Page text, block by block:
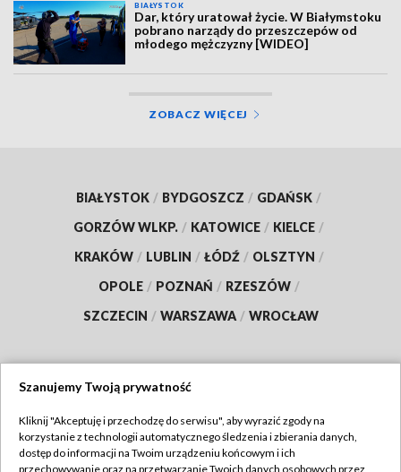
BIAŁYSTOK
Dar, który uratował życie. W Białymstoku
pobrano narządy do przeszczepów od
młodego mężczyzny [WIDEO]
ZOBACZ WIĘCEJ
BIAŁYSTOK / BYDGOSZCZ / GDAŃSK /
GORZÓW WLKP. / KATOWICE / KIELCE /
KRAKÓW / LUBLIN / ŁÓDŹ / OLSZTYN /
OPOLE / POZNAŃ / RZESZÓW /
SZCZECIN / WARSZAWA / WROCŁAW
TVP
Szanujemy Twoją prywatność
Kliknij "Akceptuję i przechodzę do serwisu", aby wyrazić zgody na
korzystanie z technologii automatycznego śledzenia i zbierania danych,
dostęp do informacji na Twoim urządzeniu końcowym i ich
przechowywanie oraz na przetwarzanie Twoich danych osobowych przez